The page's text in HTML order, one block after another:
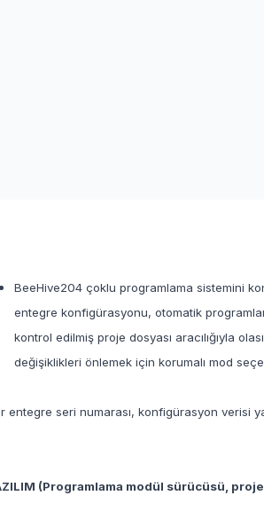
BeeHive204 çoklu programlama sistemini
entegre konfigürasyonu, otomatik
kontrol edilmiş proje dosyası aracılığıyla
değişiklikleri önlemek için korumalı mod
entegre seri numarası, konfigürasyon verisi
(Programlama modül sürücüsü, proje